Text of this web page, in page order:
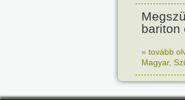
bariton
» tovább
Magyar,